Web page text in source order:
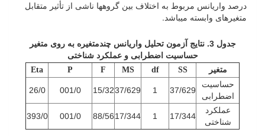
درصد واریانس مربوط به اختلاف بین گروه­ها ناشی از تأثیر متقابل
متغیرهای وابسته می­باشد.
جدول 3. نتایج آزمون تحلیل واریانس چندمتغیره ب هروی متغیر
حساسیت اضطرابی و عملکرد شناختی
متغیر
SS
df
MS
F
P
Eta
حساسیت
اضطرابی
37/629
1
37/629
15/32
001/0
26/0
عملکرد
شناختی
17/344
1
17/344
88/56
001/0
393/0